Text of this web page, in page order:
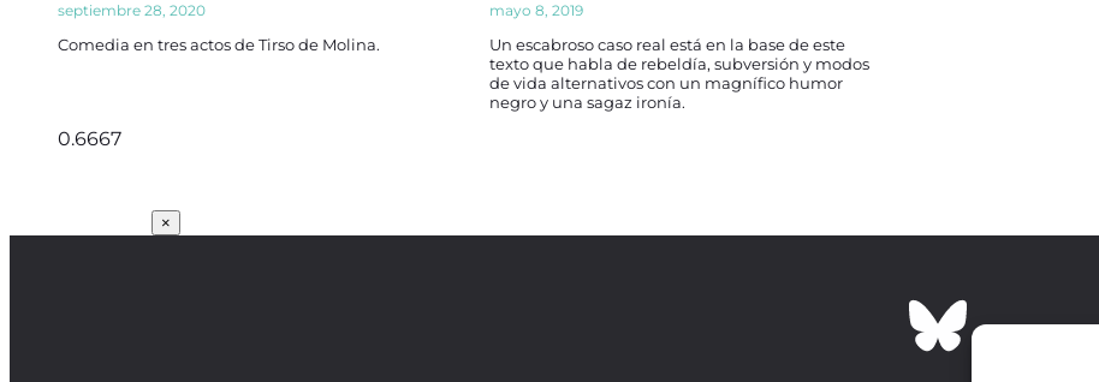
septiembre 28, 2020
Comedia en tres actos de Tirso de Molina.
mayo 8, 2019
Un escabroso caso real está en la base de este
texto que habla de rebeldía, subversión y modos
de vida alternativos con un magnífico humor
negro y una sagaz ironía.
×